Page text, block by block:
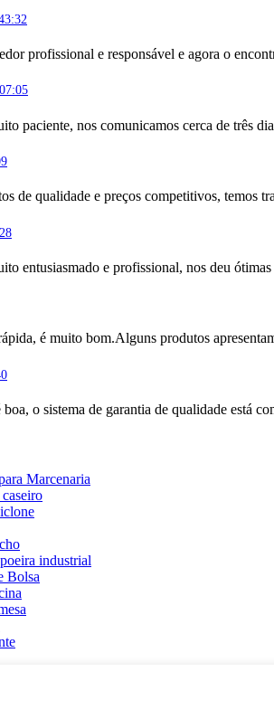
profissional e responsável e agora o
paciente, nos comunicamos cerca de três
de qualidade e preços competitivos, temos
entusiasmado e profissional, nos deu
é muito bom.Alguns produtos
o sistema de garantia de qualidade está
Marcenaria
industrial
Bolsa